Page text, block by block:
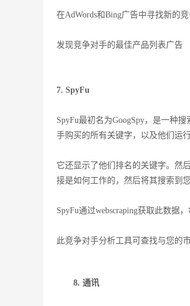
在AdWords和Bing广告中寻找新的
发现竞争对手的最佳产品列表广告
7. SpyFu
SpyFu最初名为GoogSpy，是一种
手购买的所有关键字，以及他们运
它还显示了他们排名的关键字。然
接是如何工作的，然后将其搜索到
SpyFu通过webscraping获取此数据
此竞争对手分析工具可查找与您的
8. 通讯